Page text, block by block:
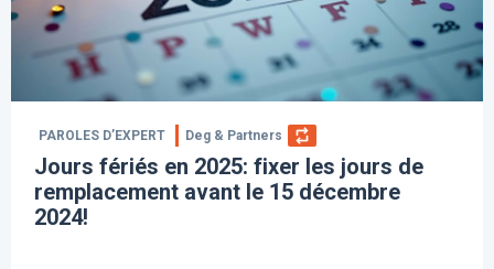
PAROLES D’EXPERT Deg & Partners
Jours fériés en 2025: fixer les jours de
remplacement avant le 15 décembre
2024!